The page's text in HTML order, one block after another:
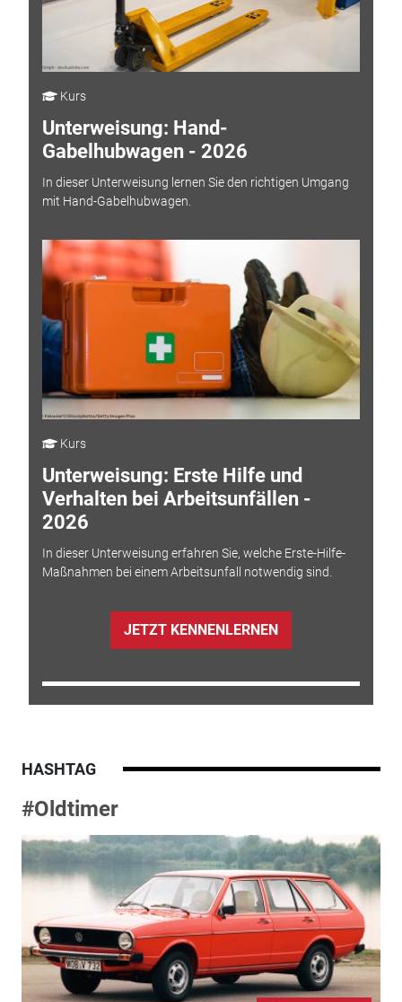
Kurs
Unterweisung: Hand-
Gabelhubwagen - 2026
In dieser Unterweisung lernen Sie den richtigen Umgang
mit Hand-Gabelhubwagen.
Kurs
Unterweisung: Erste Hilfe und
Verhalten bei Arbeitsunfällen -
2026
In dieser Unterweisung erfahren Sie, welche Erste-Hilfe-
Maßnahmen bei einem Arbeitsunfall notwendig sind.
JETZT KENNENLERNEN
HASHTAG
#Oldtimer